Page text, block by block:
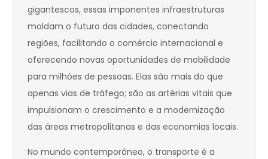
gigantescos, essas imponentes infraestruturas
moldam o futuro das cidades, conectando
regiões, facilitando o comércio internacional e
oferecendo novas oportunidades de mobilidade
para milhões de pessoas. Elas são mais do que
apenas vias de tráfego; são as artérias vitais que
impulsionam o crescimento e a modernização
das áreas metropolitanas e das economias locais.
No mundo contemporâneo, o transporte é a